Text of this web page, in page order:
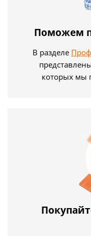
Поможем
В разделе
которых мы